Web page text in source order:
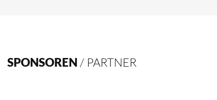
SPONSOREN / PARTNER